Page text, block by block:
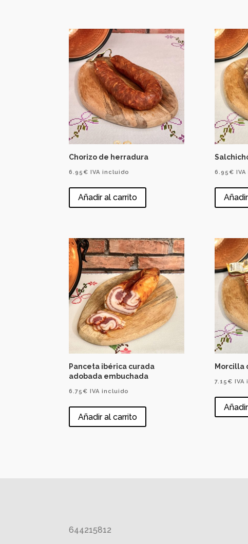
Chorizo de herradura
6.95 € IVA incluido
Añadir al carrito
6.95 €
Panceta ibérica curada
adobada embuchada
6.75 € IVA incluido
Añadir al carrito
Morcilla
7.15 € IVA
644215812